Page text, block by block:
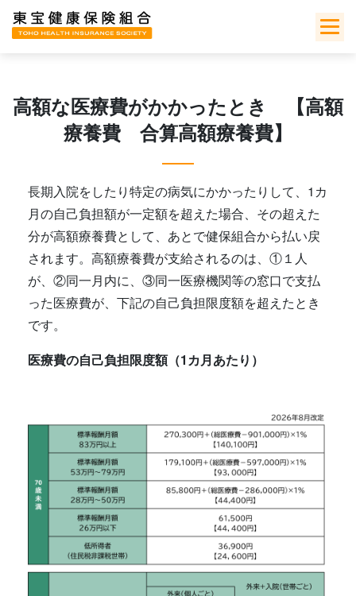
Skip
高額な医療費がかかったとき 【高額
療養費 合算高額療養費】
長期入院をしたり特定の病気にかかったりして、1カ
月の自己負担額が一定額を超えた場合、その超えた
分が高額療養費として、あとで健保組合から払い戻
されます。高額療養費が支給されるのは、①１人
が、②同一月内に、③同一医療機関等の窓口で支払
った医療費が、下記の自己負担限度額を超えたとき
です。
医療費の自己負担限度額（1カ月あたり）